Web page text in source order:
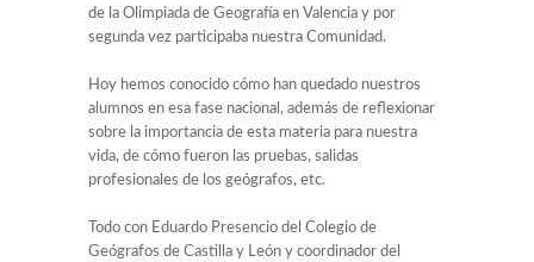
de la Olimpiada de Geografía en Valencia y por
segunda vez participaba nuestra Comunidad.
Hoy hemos conocido cómo han quedado nuestros
alumnos en esa fase nacional, además de reflexionar
sobre la importancia de esta materia para nuestra
vida, de cómo fueron las pruebas, salidas
profesionales de los geógrafos, etc.
Todo con Eduardo Presencio del Colegio de
Geógrafos de Castilla y León y coordinador del